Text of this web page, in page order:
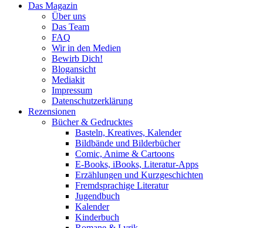
Das Magazin
Über uns
Das Team
FAQ
Wir in den Medien
Bewirb Dich!
Blogansicht
Mediakit
Impressum
Datenschutzerklärung
Rezensionen
Bücher & Gedrucktes
Basteln, Kreatives, Kalender
Bildbände und Bilderbücher
Comic, Anime & Cartoons
E-Books, iBooks, Literatur-Apps
Erzählungen und Kurzgeschichten
Fremdsprachige Literatur
Jugendbuch
Kalender
Kinderbuch